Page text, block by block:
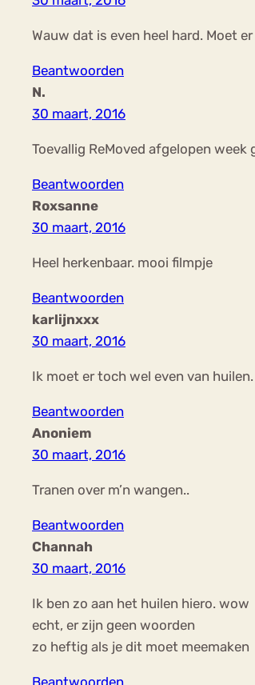
Wauw dat is even heel hard. Moet
Beantwoorden
N.
30 maart, 2016
Toevallig ReMoved afgelopen
Beantwoorden
Roxsanne
30 maart, 2016
Heel herkenbaar. mooi filmpje
Beantwoorden
karlijnxxx
30 maart, 2016
Ik moet er toch wel even van
Beantwoorden
Anoniem
30 maart, 2016
Tranen over m’n wangen..
Beantwoorden
Channah
30 maart, 2016
Ik ben zo aan het huilen hiero. wow
echt, er zijn geen woorden
zo heftig als je dit moet meemaken
Beantwoorden